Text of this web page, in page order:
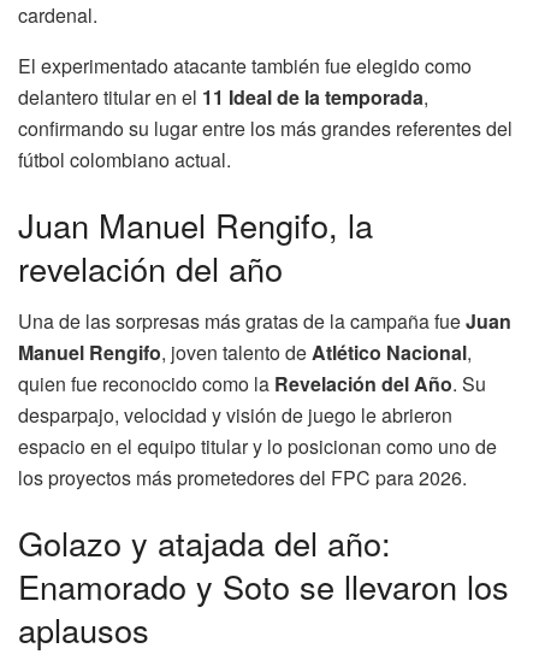
cardenal.
El experimentado atacante también fue elegido como
delantero titular en el 11 Ideal de la temporada,
confirmando su lugar entre los más grandes referentes del
fútbol colombiano actual.
Juan Manuel Rengifo, la
revelación del año
Una de las sorpresas más gratas de la campaña fueJuan
Manuel Rengifo, joven talento deAtlético Nacional,
quien fue reconocido como la Revelación del Año. Su
desparpajo, velocidad y visión de juego le abrieron
espacio en el equipo titular y lo posicionan como uno de
los proyectos más prometedores del FPC para 2026.
Golazo y atajada del año:
Enamorado y Soto se llevaron los
aplausos